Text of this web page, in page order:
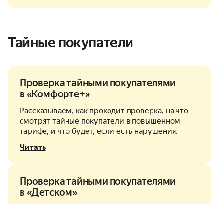
Тайные покупатели
Проверка тайными покупателями
в «Комфорте+»
Рассказываем, как проходит проверка, на что
смотрят тайные покупатели в повышенном
тарифе, и что будет, если есть нарушения.
Читать
Проверка тайными покупателями
в «Детском»